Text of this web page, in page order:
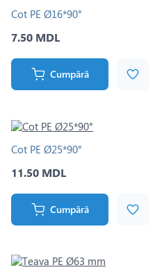
Cot PE Ø16*90°
7.50 MDL
Cumpără
Cot PE Ø25*90°
11.50 MDL
Cumpără